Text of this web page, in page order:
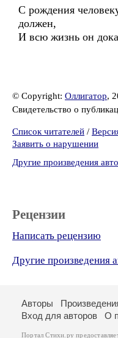
С рождения
должен,
И всю жизнь он
© Copyright: Оллигатор,
Свидетельство о
Список читателей /
Заявить о нарушении
Другие произведения
Рецензии
Написать рецензию
Другие произведения
Авторы
Вход для авторов
О
Портал Стихи.ру